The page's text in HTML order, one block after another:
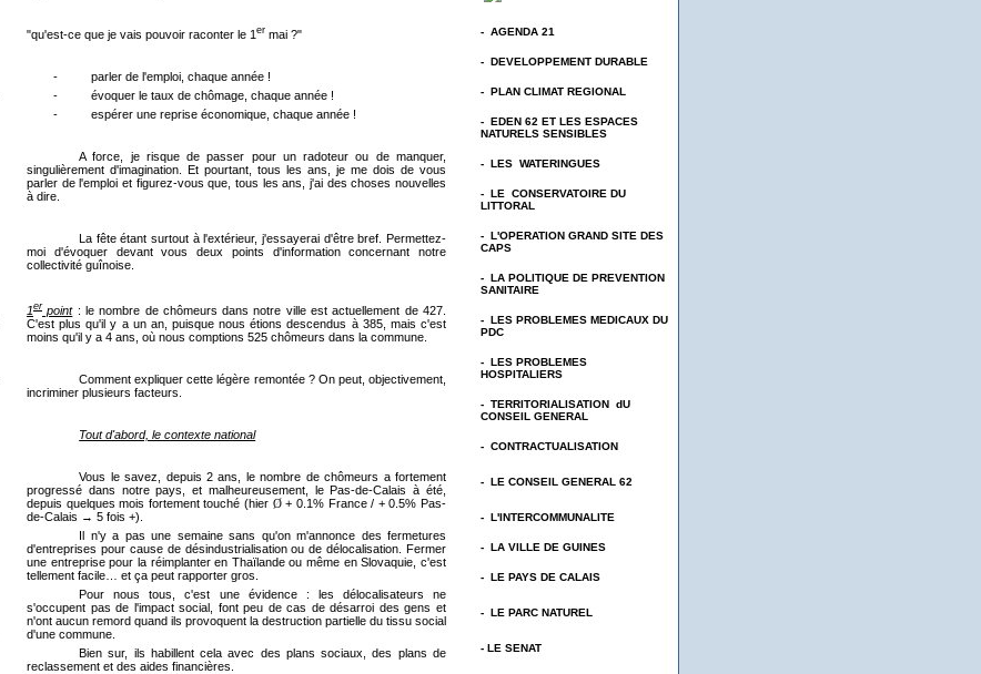
"qu'est-ce que je vais pouvoir raconter le 1 er mai ?"
-
parler de l'emploi, chaque année !
-
évoquer le taux de chômage, chaque année !
-
espérer une reprise économique, chaque année !
A force, je risque de passer pour un radoteur ou de manquer,
singulièrement d'imagination. Et pourtant, tous les ans, je me dois de vous
parler de l'emploi et figurez-vous que, tous les ans, j'ai des choses nouvelles
à dire.
La fête étant surtout à l'extérieur, j'essayerai d'être bref. Permettez-
moi d'évoquer devant vous deux points d'information concernant notre
collectivité guînoise.
1er point: le nombre de chômeurs dans notre ville est actuellement de 427.
C'est plus qu'il y a un an, puisque nous étions descendus à 385, mais c'est
moins qu'il y a 4 ans, où nous comptions 525 chômeurs dans la commune.
Comment expliquer cette légère remontée ? On peut, objectivement,
incriminer plusieurs facteurs.
Tout d'abord, le contexte national
Vous le savez, depuis 2 ans, le nombre de chômeurs a fortement
progressé dans notre pays, et malheureusement, le Pas-de-Calais à été,
depuis quelques mois fortement touché (hier Ø+ 0.1% France / + 0.5% Pas-
de-Calais → 5 fois +).
Il n'y a pas une semaine sans qu'on m'annonce des fermetures
d'entreprises pour cause de désindustrialisation ou de délocalisation. Fermer
une entreprise pour la réimplanter en Thaïlande ou même en Slovaquie, c'est
tellement facile… et ça peut rapporter gros.
Pour nous tous, c'est une évidence : les délocalisateurs ne
s'occupent pas de l'impact social, font peu de cas de désarroi des gens et
n'ont aucun remord quand ils provoquent la destruction partielle du tissu social
d'une commune.
Bien sur, ils habillent cela avec des plans sociaux, des plans de
reclassement et des aides financières.
- AGENDA 21
- DEVELOPPEMENT DURABLE
- PLAN CLIMAT REGIONAL
- EDEN 62 ET LES ESPACES
NATURELS SENSIBLES
- LES WATERINGUES
- LE CONSERVATOIRE DU
LITTORAL
- L'OPERATION GRAND SITE DES
CAPS
- LA POLITIQUE DE PREVENTION
SANITAIRE
- LES PROBLEMES MEDICAUX DU
PDC
- LES PROBLEMES
HOSPITALIERS
- TERRITORIALISATION dU
CONSEIL GENERAL
- CONTRACTUALISATION
- LE CONSEIL GENERAL 62
- L'INTERCOMMUNALITE
- LA VILLE DE GUINES
- LE PAYS DE CALAIS
- LE PARC NATUREL
- LE SENAT